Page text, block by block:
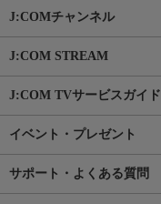
J:COMチャンネル
J:COM STREAM
J:COM TVサービスガイド
イベント・プレゼント
サポート・よくある質問